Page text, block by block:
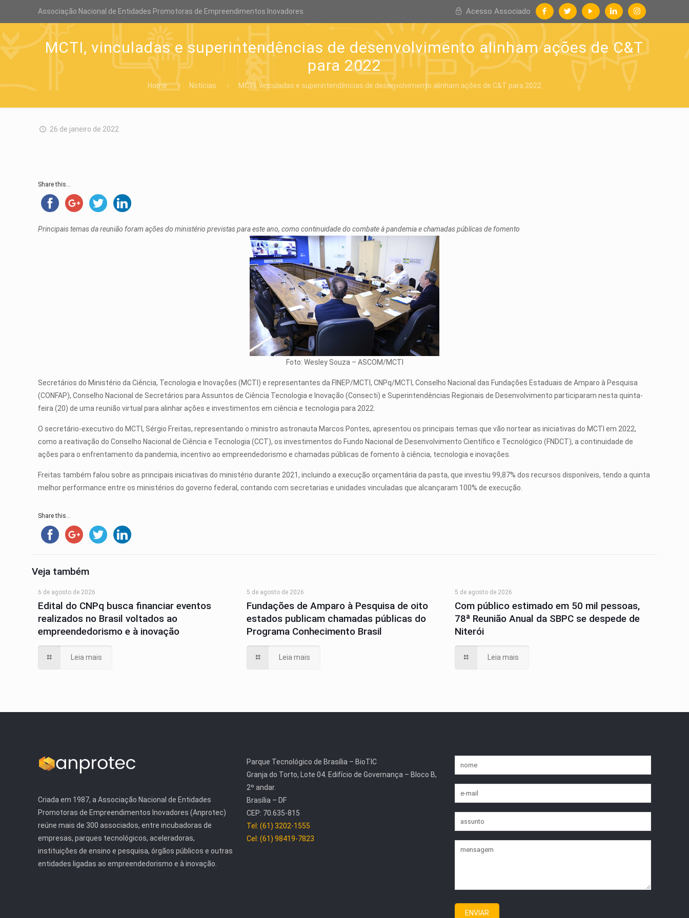
Associação Nacional de Entidades Promotoras de Empreendimentos Inovadores Acesso Associado
MCTI, vinculadas e superintendências de desenvolvimento alinham ações de C&T
para 2022
Home Notícias MCTI, vinculadas e superintendências de desenvolvimento alinham ações de C&T para 2022
26 de janeiro de 2022
Share this...
Principais temas da reunião foram ações do ministério previstas para este ano, como continuidade do combate à pandemia e chamadas públicas de fomento
Foto: Wesley Souza – ASCOM/MCTI
Secretários do Ministério da Ciência, Tecnologia e Inovações (MCTI) e representantes da FINEP/MCTI, CNPq/MCTI, Conselho Nacional das Fundações Estaduais de Amparo à Pesquisa
(CONFAP), Conselho Nacional de Secretários para Assuntos de Ciência Tecnologia e Inovação (Consecti) e Superintendências Regionais de Desenvolvimento participaram nesta quinta-
feira (20) de uma reunião virtual para alinhar ações e investimentos em ciência e tecnologia para 2022.
O secretário-executivo do MCTI, Sérgio Freitas, representando o ministro astronauta Marcos Pontes, apresentou os principais temas que vão nortear as iniciativas do MCTI em 2022,
como a reativação do Conselho Nacional de Ciência e Tecnologia (CCT), os investimentos do Fundo Nacional de Desenvolvimento Científico e Tecnológico (FNDCT), a continuidade de
ações para o enfrentamento da pandemia, incentivo ao empreendedorismo e chamadas públicas de fomento à ciência, tecnologia e inovações.
Freitas também falou sobre as principais iniciativas do ministério durante 2021, incluindo a execução orçamentária da pasta, que investiu 99,87% dos recursos disponíveis, tendo a quinta
melhor performance entre os ministérios do governo federal, contando com secretarias e unidades vinculadas que alcançaram 100% de execução.
Share this...
Veja também
6 de agosto de 2026
Edital do CNPq busca financiar eventos
realizados no Brasil voltados ao
empreendedorismo e à inovação
Leia mais
5 de agosto de 2026
Fundações de Amparo à Pesquisa de oito
estados publicam chamadas públicas do
Programa Conhecimento Brasil
Leia mais
5 de agosto de 2026
Com público estimado em 50 mil pessoas,
78ª Reunião Anual da SBPC se despede de
Niterói
Leia mais
Criada em 1987, a Associação Nacional de Entidades
Promotoras de Empreendimentos Inovadores (Anprotec)
reúne mais de 300 associados, entre incubadoras de
empresas, parques tecnológicos, aceleradoras,
instituições de ensino e pesquisa, órgãos públicos e outras
entidades ligadas ao empreendedorismo e à inovação.
Parque Tecnológico de Brasília – BioTIC
Granja do Torto, Lote 04. Edifício de Governança – Bloco B,
2º andar.
Brasília – DF
CEP: 70.635-815
Tel: (61) 3202-1555
Cel: (61) 98419-7823